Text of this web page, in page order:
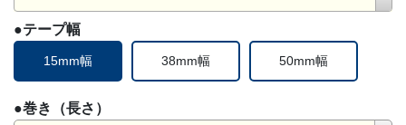
●テープ幅
15mm幅 38mm幅 50mm幅
●巻き（長さ）